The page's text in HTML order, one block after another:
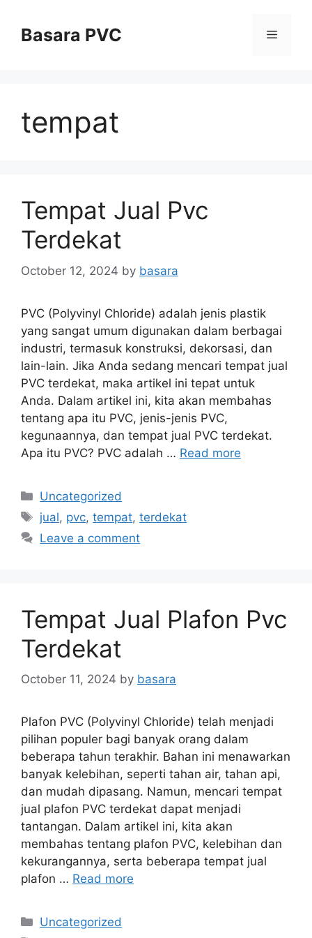
contentBasara PVC Menu
tempat
Tempat Jual Pvc
Terdekat
October 12, 2024 by basara
PVC (Polyvinyl Chloride) adalah jenis plastik
yang sangat umum digunakan dalam berbagai
industri, termasuk konstruksi, dekorsasi, dan
lain-lain. Jika Anda sedang mencari tempat jual
PVC terdekat, maka artikel ini tepat untuk
Anda. Dalam artikel ini, kita akan membahas
tentang apa itu PVC, jenis-jenis PVC,
kegunaannya, dan tempat jual PVC terdekat.
Apa itu PVC? PVC adalah … Read more
Categories
Uncategorized
Tags
jual, pvc,tempat,terdekat
Leave a comment
Tempat Jual Plafon Pvc
Terdekat
October 11, 2024 by basara
Plafon PVC (Polyvinyl Chloride) telah menjadi
pilihan populer bagi banyak orang dalam
beberapa tahun terakhir. Bahan ini menawarkan
banyak kelebihan, seperti tahan air, tahan api,
dan mudah dipasang. Namun, mencari tempat
jual plafon PVC terdekat dapat menjadi
tantangan. Dalam artikel ini, kita akan
membahas tentang plafon PVC, kelebihan dan
kekurangannya, serta beberapa tempat jual
plafon … Read more
Categories
Uncategorized